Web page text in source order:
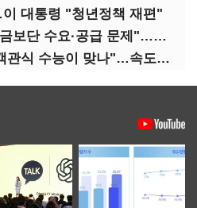
대통령 "청년정책 재편"
성기홍 "전월세난, 세금보단 수요·공급 문제"…닥공 시사
이 대통령 "AI 시대, 객관식 수능이 맞나"…속도전 '경계'